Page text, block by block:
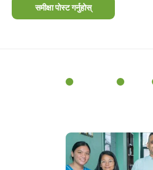
मुख्य समाचार